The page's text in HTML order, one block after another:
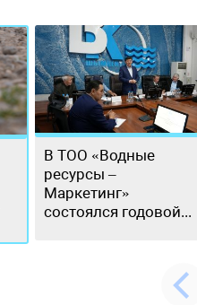
В ТОО «Водные
ресурсы –
Маркетинг»
состоялся годовой...